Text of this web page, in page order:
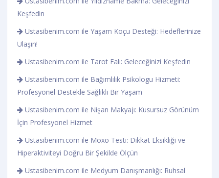
Keşfedin
Ustasibenim.com ile Yaşam Koçu Desteği: Hedeflerinize
Ulaşın!
Ustasibenim.com ile Tarot Falı: Geleceğinizi Keşfedin
Ustasibenim.com ile Bağımlılık Psikologu Hizmeti:
Profesyonel Destekle Sağlıklı Bir Yaşam
Ustasibenim.com ile Nişan Makyajı: Kusursuz Görünüm
İçin Profesyonel Hizmet
Ustasibenim.com ile Moxo Testi: Dikkat Eksikliği ve
Hiperaktiviteyi Doğru Bir Şekilde Ölçün
Ustasibenim.com ile Medyum Danışmanlığı: Ruhsal